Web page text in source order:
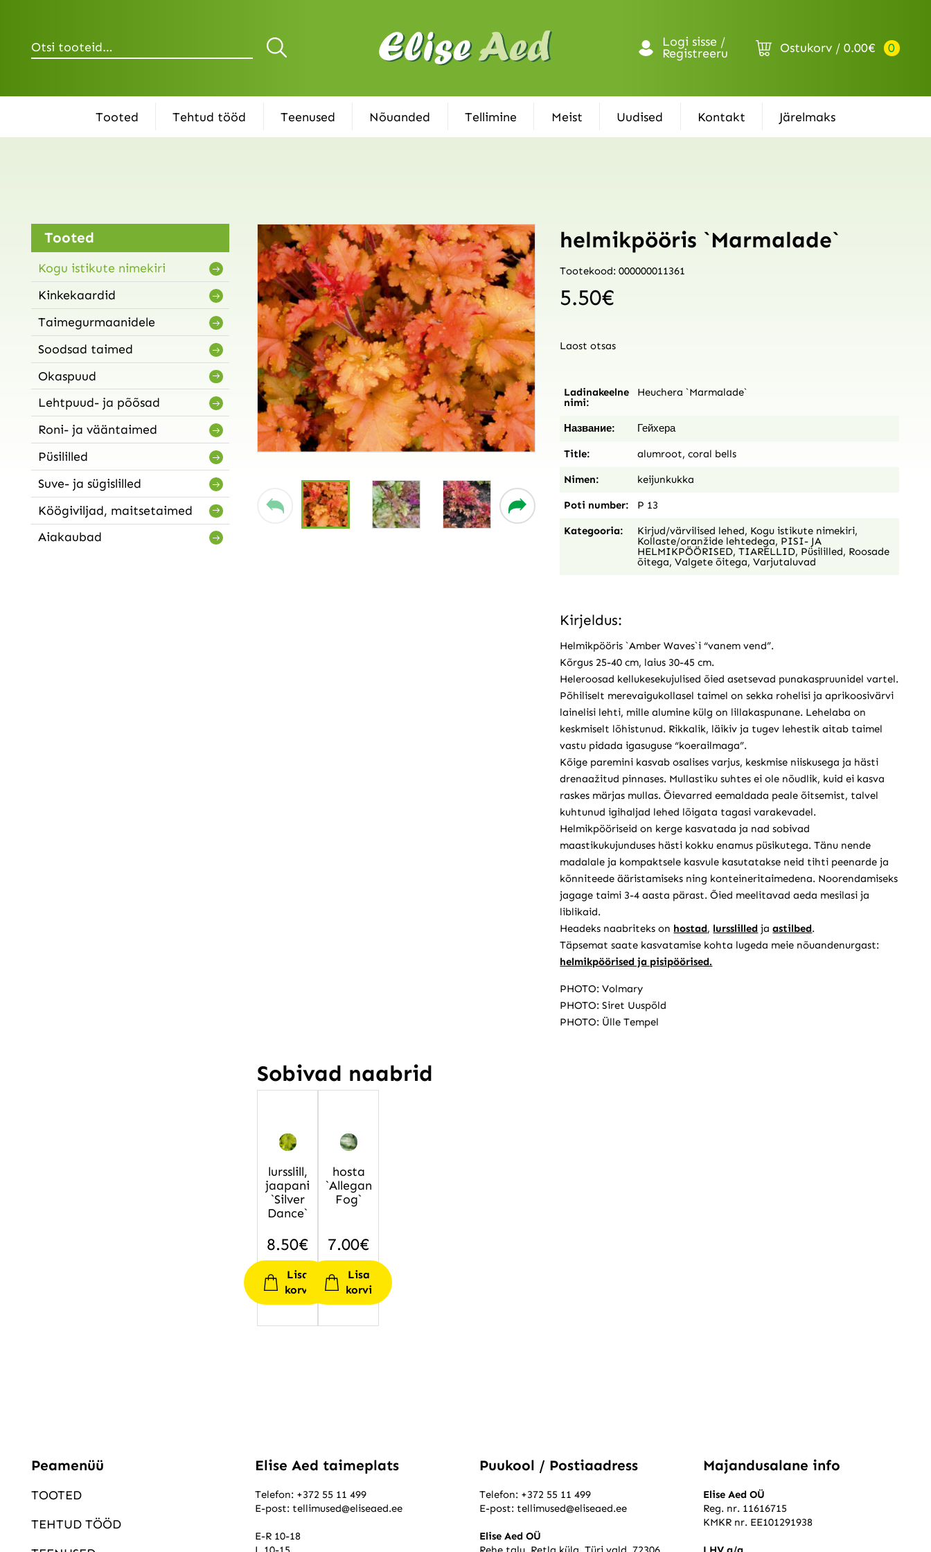
Otsi Logi sisse /
Registreeru Ostukorv 0.00€ 0
Tooted Tehtud tööd Teenused Nõuanded Tellimine Meist Uudised Kontakt Järelmaks
Tooted
Kogu istikute nimekiri
Kinkekaardid
Taimegurmaanidele
Soodsad taimed
Okaspuud
Lehtpuud- ja põõsad
Roni- ja vääntaimed
Püsililled
Suve- ja sügislilled
Köögiviljad, maitsetaimed
Aiakaubad
helmikpööris `Marmalade`
Tootekood: 000000011361
5.50€
Laost otsas
Ladinakeelne
nimi:
Heuchera `Marmalade`
Название: Гейхера
Title: alumroot, coral bells
Nimen: keijunkukka
Poti number: P 13
Kategooria: Kirjud/värvilised lehed, Kogu istikute nimekiri,
Kollaste/oranžide lehtedega, PISI- JA
HELMIKPÖÖRISED, TIARELLID, Püsililled, Roosade
õitega,Valgete õitega,Varjutaluvad
Kirjeldus:
Helmikpööris `Amber Waves`i “vanem vend”.
Kõrgus 25-40 cm, laius 30-45 cm.
Heleroosad kellukesekujulised õied asetsevad punakaspruunidel vartel.
Põhiliselt merevaigukollasel taimel on sekka rohelisi ja aprikoosivärvi
lainelisi lehti, mille alumine külg on lillakaspunane. Lehelaba on
keskmiselt lõhistunud. Rikkalik, läikiv ja tugev lehestik aitab taimel
vastu pidada igasuguse “koerailmaga”.
Kõige paremini kasvab osalises varjus, keskmise niiskusega ja hästi
drenaažitud pinnases. Mullastiku suhtes ei ole nõudlik, kuid ei kasva
raskes märjas mullas. Õievarred eemaldada peale õitsemist, talvel
kuhtunud igihaljad lehed lõigata tagasi varakevadel.
Helmikpööriseid on kerge kasvatada ja nad sobivad
maastikukujunduses hästi kokku enamus püsikutega. Tänu nende
madalale ja kompaktsele kasvule kasutatakse neid tihti peenarde ja
kõnniteede ääristamiseks ning konteineritaimedena. Noorendamiseks
jagage taimi 3-4 aasta pärast. Õied meelitavad aeda mesilasi ja
liblikaid.
Headeks naabriteks on hostad, lursslilled jaastilbed.
Täpsemat saate kasvatamise kohta lugeda meie nõuandenurgast:
helmikpöörised ja pisipöörised.
PHOTO: Volmary
PHOTO: Siret Uuspõld
PHOTO: Ülle Tempel
Sobivad naabrid
lursslill,
jaapani
`Silver
Dance`
8.50€
Lisa
korvi
hosta
`Allegan
Fog`
7.00€
Lisa
korvi
Peamenüü
TOOTED
TEHTUD TÖÖD
Elise Aed taimeplats
Telefon: +372 55 11 499
E-post:tellimused@eliseaed.ee
E-R 10-18
Puukool / Postiaadress
Telefon: +372 55 11 499
E-post: tellimused@eliseaed.ee
Elise Aed OÜ
Majandusalane info
Elise Aed OÜ
Reg. nr. 11616715
KMKR nr. EE101291938